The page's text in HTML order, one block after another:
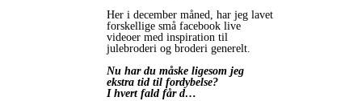
Her i december måned, har jeg lavet
forskellige små facebook live
videoer med inspiration til
julebroderi og broderi generelt.
Nu har du måske ligesom jeg
ekstra tid til fordybelse?
I hvert fald får d…